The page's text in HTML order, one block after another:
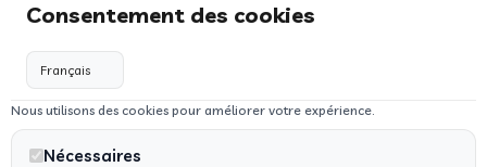
Consentement des cookies
Nous utilisons des cookies pour améliorer votre expérience.
Nécessaires